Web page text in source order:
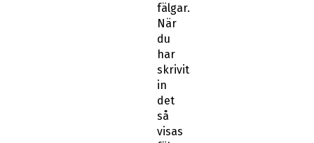
fälgar.
När
du
har
skrivit
in
det
så
visas